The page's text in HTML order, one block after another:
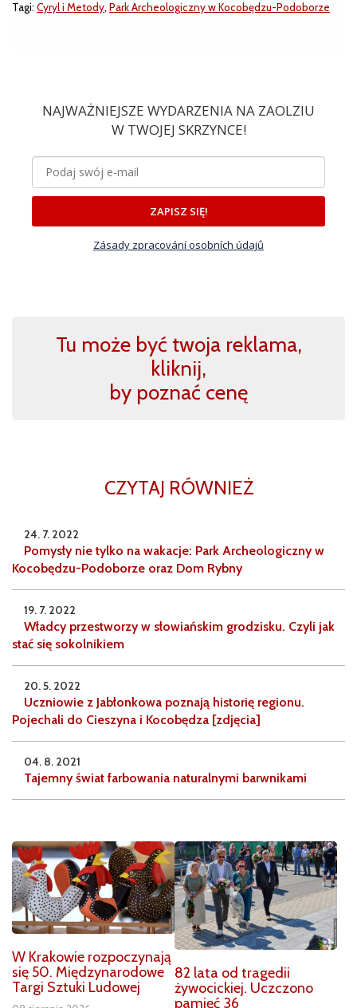
Tagi: Cyryl i Metody, Park Archeologiczny w Kocobędzu-Podoborze
NAJWAŻNIEJSZE WYDARZENIA NA ZAOLZIU
W TWOJEJ SKRZYNCE!
ZAPISZ SIĘ!
Zásady zpracování osobních údajů
Tu może być twoja reklama,
kliknij,
by poznać cenę
CZYTAJ RÓWNIEŻ
24. 7. 2022
Pomysły nie tylko na wakacje: Park Archeologiczny w
Kocobędzu-Podoborze oraz Dom Rybny
19. 7. 2022
Władcy przestworzy w słowiańskim grodzisku. Czyli jak
stać się sokolnikiem
20. 5. 2022
Uczniowie z Jabłonkowa poznają historię regionu.
Pojechali do Cieszyna i Kocobędza [zdjęcia]
04. 8. 2021
Tajemny świat farbowania naturalnymi barwnikami
W Krakowie rozpoczynają
się 50. Międzynarodowe
Targi Sztuki Ludowej
82 lata od tragedii
żywocickiej. Uczczono
pamięć 36